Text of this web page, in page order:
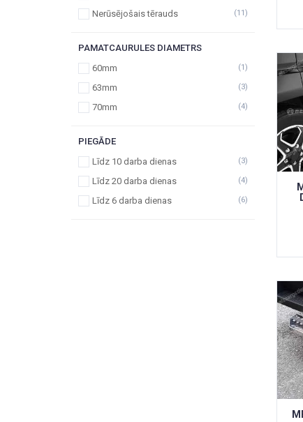
Nerūsējošais tērauds (11)
PAMATCAURULES DIAMETRS
60mm
(1)
63mm (3)
70mm (4)
PIEGĀDE
Līdz 10 darba dienas
(3)
Līdz 20 darba dienas (4)
Līdz 6 darba dienas (6)